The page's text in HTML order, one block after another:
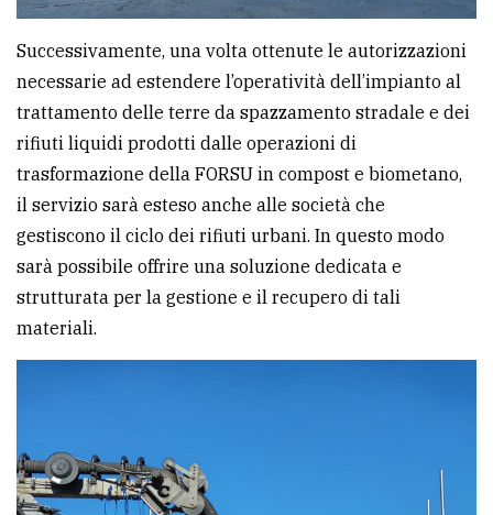
Successivamente, una volta ottenute le autorizzazioni
necessarie ad estendere l’operatività dell’impianto al
trattamento delle terre da spazzamento stradale e dei
rifiuti liquidi prodotti dalle operazioni di
trasformazione della FORSU in compost e biometano,
il servizio sarà esteso anche alle società che
gestiscono il ciclo dei rifiuti urbani. In questo modo
sarà possibile offrire una soluzione dedicata e
strutturata per la gestione e il recupero di tali
materiali.